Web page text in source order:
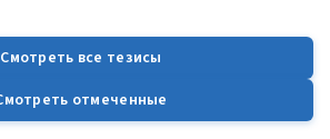
Смотреть все тезисы
отмеченные